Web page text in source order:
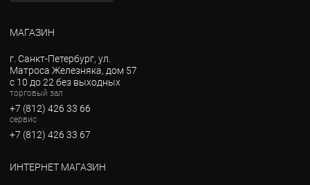
МАГАЗИН
г. Санкт-Петербург, ул.
Матроса Железняка, дом 57
с 10 до 22 без выходных
торговый зал
+7 (812) 426 33 66
сервис
+7 (812) 426 33 67
ИНТЕРНЕТ МАГАЗИН